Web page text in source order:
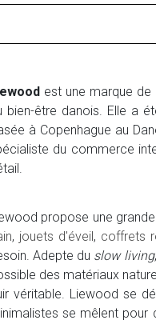
est une marque de
bien-être danois. Elle a
à Copenhague au
du commerce
propose une
, jouets d'éveil , coffrets
Adepte du slow living
des matériaux
véritable. Liewood se
se mêlent pour